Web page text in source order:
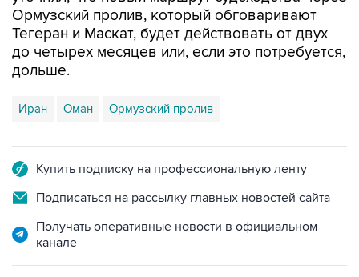
Ормузский пролив, который обговаривают
Тегеран и Маскат, будет действовать от двух
до четырех месяцев или, если это потребуется,
дольше.
Иран Оман Ормузский пролив
Купить подписку на профессиональную ленту
Подписаться на рассылку главных новостей сайта
Получать оперативные новости в официальном
канале